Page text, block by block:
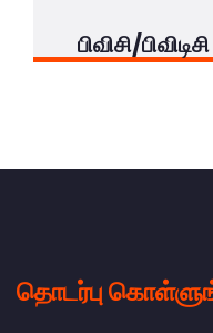
பிவிசி/
தொடர்பு